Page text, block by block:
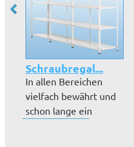
Schraubregal...
In allen Bereichen
vielfach bewährt und
schon lange ein